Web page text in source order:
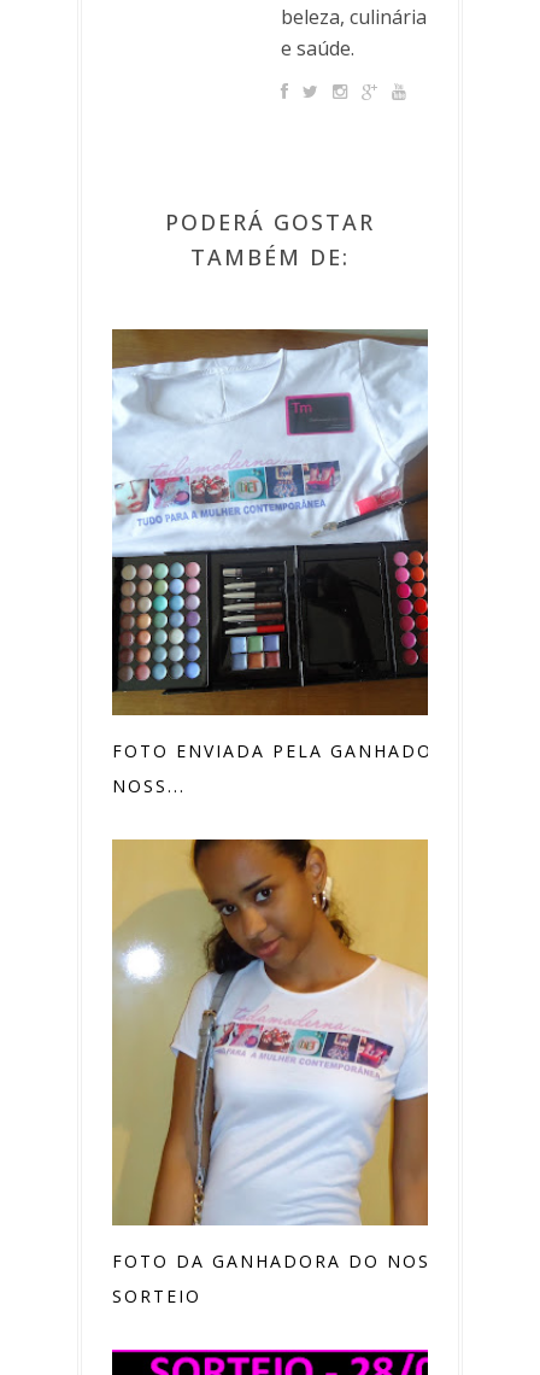
beleza, culinária
e saúde.
PODERÁ GOSTAR
TAMBÉM DE:
FOTO ENVIADA PELA GANHADORA DO
NOSS...
FOTO DA GANHADORA DO NOSSO
SORTEIO